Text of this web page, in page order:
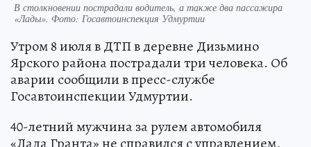
В столкновении пострадали водитель, а также два пассажира
«Лады». Фото: Госавтоинспекция Удмуртии
Утром 8 июля в ДТП в деревне Дизьмино
Ярского района пострадали три человека. Об
аварии сообщили в пресс-службе
Госавтоинспекции Удмуртии.
40-летний мужчина за рулем автомобиля